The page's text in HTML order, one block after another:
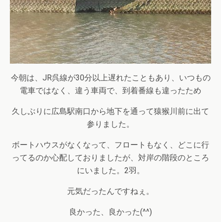
今朝は、JR呉線が30分以上遅れたこともあり、いつもの
電車ではなく、違う車両で、到着番線も違ったため
久しぶりに広島駅南口から地下を通って猿猴川前に出て
参りました。
ボートハウスがなくなって、フロートもなく、どこに行
ってるのか心配しておりましたが、対岸の階段のところ
にいました。2羽。
元気だったんですねぇ。
良かった、良かった(^^)